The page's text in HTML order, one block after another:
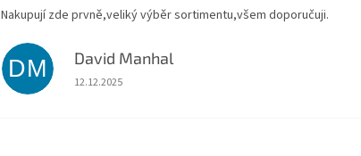
Nakupují zde prvně,veliký výběr sortimentu,všem doporučuji.
DM David Manhal
Hodnocení obchodu je 5 z 5 hvězdiček.
12.12.2025